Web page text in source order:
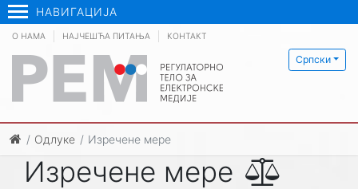
НАВИГАЦИЈА
Српски
О НАМА НАЈЧЕШЋА ПИТАЊА КОНТАКТ
Одлуке Изречене мере
Изречене мере